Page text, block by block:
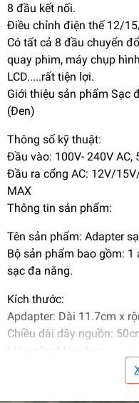
8 đầu kết nối.
Điều chỉnh điện thế 12/
Có tất cả 8 đầu chuyển
quay phim, máy chụp
LCD.....rất tiện lợi.
Giới thiệu sản phẩm Sạc
(Đen)
Thông số kỹ thuật:
Đầu vào: 100V- 240V AC,
Đầu ra cổng AC: 12V/
MAX
Thông tin sản phẩm:
Tên sản phẩm: Adapter
Bộ sản phẩm bao gồm: 1
sạc đa năng.
Kích thước:
Apdapter: Dài 11.7cm x
Chiều dài dây nguồn:
Màu sắc: Màu đen.